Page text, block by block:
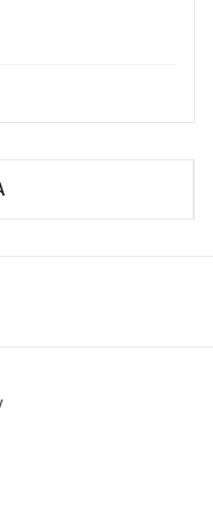
STRONA: